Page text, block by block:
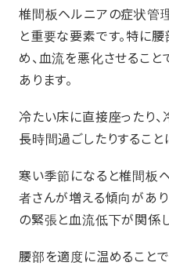
椎間板ヘルニアの症状管
と重要な要素です。特に
め、血流を悪化させるこ
あります。
冷たい床に直接座ったり
長時間過ごしたりすること
寒い季節になると椎間板
者さんが増える傾向があ
の緊張と血流低下が関係
腰部を適度に温めること